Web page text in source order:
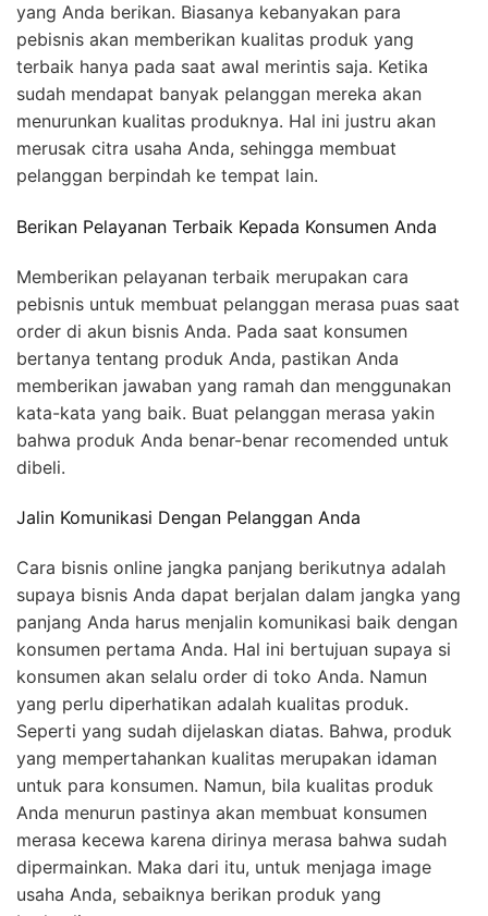
yang Anda berikan. Biasanya kebanyakan para
pebisnis akan memberikan kualitas produk yang
terbaik hanya pada saat awal merintis saja. Ketika
sudah mendapat banyak pelanggan mereka akan
menurunkan kualitas produknya. Hal ini justru akan
merusak citra usaha Anda, sehingga membuat
pelanggan berpindah ke tempat lain.
Berikan Pelayanan Terbaik Kepada Konsumen Anda
Memberikan pelayanan terbaik merupakan cara
pebisnis untuk membuat pelanggan merasa puas saat
order di akun bisnis Anda. Pada saat konsumen
bertanya tentang produk Anda, pastikan Anda
memberikan jawaban yang ramah dan menggunakan
kata-kata yang baik. Buat pelanggan merasa yakin
bahwa produk Anda benar-benar recomended untuk
dibeli.
Jalin Komunikasi Dengan Pelanggan Anda
Cara bisnis online jangka panjang berikutnya adalah
supaya bisnis Anda dapat berjalan dalam jangka yang
panjang Anda harus menjalin komunikasi baik dengan
konsumen pertama Anda. Hal ini bertujuan supaya si
konsumen akan selalu order di toko Anda. Namun
yang perlu diperhatikan adalah kualitas produk.
Seperti yang sudah dijelaskan diatas. Bahwa, produk
yang mempertahankan kualitas merupakan idaman
untuk para konsumen. Namun, bila kualitas produk
Anda menurun pastinya akan membuat konsumen
merasa kecewa karena dirinya merasa bahwa sudah
dipermainkan. Maka dari itu, untuk menjaga image
usaha Anda, sebaiknya berikan produk yang